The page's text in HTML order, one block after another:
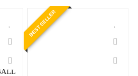
BEST SELLER